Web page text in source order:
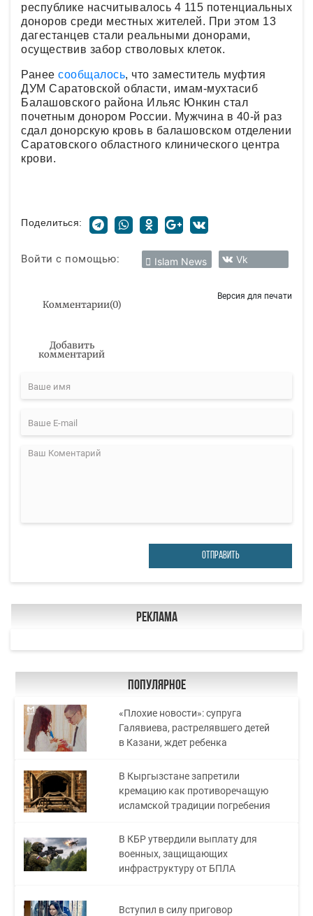
республике насчитывалось 4 115 потенциальных
доноров среди местных жителей. При этом 13
дагестанцев стали реальными донорами,
осуществив забор стволовых клеток.
Ранее сообщалось, что заместитель муфтия
ДУМ Саратовской области, имам-мухтасиб
Балашовского района Ильяс Юнкин стал
почетным донором России. Мужчина в 40-й раз
сдал донорскую кровь в балашовском отделении
Саратовского областного клинического центра
крови.
Поделиться:
Войти с помощью: Islam News Vk
Комментарии(0)
Версия для печати
Добавить
комментарий
ОТПРАВИТЬ
Реклама
Популярное
«Плохие новости»: супруга
Галявиева, растрелявшего детей
в Казани, ждет ребенка
В Кыргызстане запретили
кремацию как противоречащую
исламской традиции погребения
В КБР утвердили выплату для
военных, защищающих
инфраструктуру от БПЛА
Вступил в силу приговор